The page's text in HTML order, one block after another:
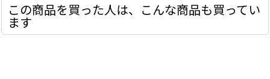
この商品を買った人は、こんな商品も買ってい
ます